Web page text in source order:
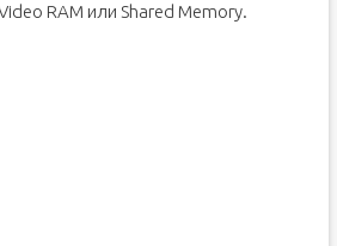
RAM или Shared Memory.